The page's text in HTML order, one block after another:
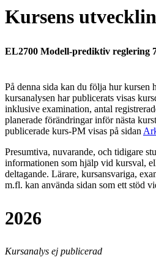
Kursens
EL2700 Modell-prediktiv reglering
På denna sida kan du följa hur kursen
kursanalysen har publicerats visas
inklusive examination, antal
planerade förändringar inför nästa
publicerade kurs-PM visas på sidan
Presumtiva, nuvarande, och tidigare
informationen som hjälp vid kursval,
deltagande. Lärare, kursansvariga,
m.fl. kan använda sidan som ett stöd
2026
Kursanalys ej publicerad